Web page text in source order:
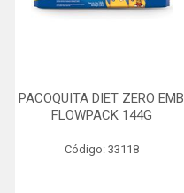
PACOQUITA DIET ZERO EMB
FLOWPACK 144G
Código: 33118